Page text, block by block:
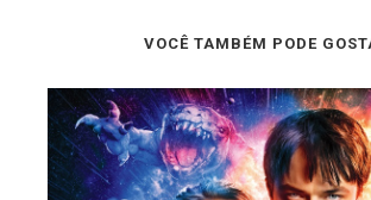
VOCÊ TAMBÉM PODE